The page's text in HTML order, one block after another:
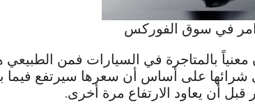
في سوق الفوركس
بالمتاجرة في السيارات فمن
على أساس أن سعرها سيرتفع فيما
أن يعاود الارتفاع مرة أخرى.